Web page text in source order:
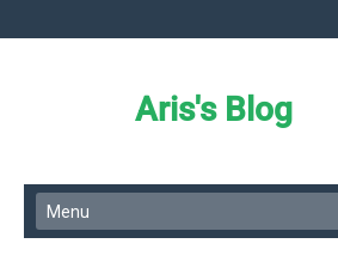
Aris's Blog